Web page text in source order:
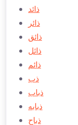
ذائد
ذائر
ذائق
ذائل
ذائم
ذب
ذباب
ذبابه
ذباح